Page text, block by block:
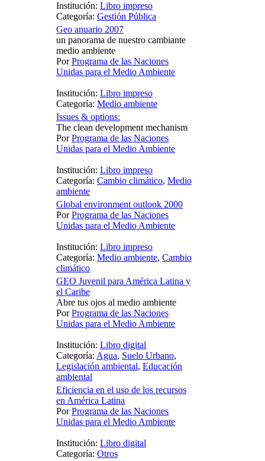
Institución: Libro impreso
Categoría: Gestión Pública
Geo anuario 2007
un panorama de nuestro cambiante
medio ambiente
PorPrograma de las Naciones
Unidas para el Medio Ambiente
Institución: Libro impreso
Categoría: Medio ambiente
Issues & options:
The clean development mechanism
PorPrograma de las Naciones
Unidas para el Medio Ambiente
Institución: Libro impreso
Categoría: Cambio climático, Medio
ambiente
Global environment outlook 2000
PorPrograma de las Naciones
Unidas para el Medio Ambiente
Institución: Libro impreso
Categoría: Medio ambiente, Cambio
climático
GEO Juvenil para América Latina y
el Caribe
Abre tus ojos al medio ambiente
PorPrograma de las Naciones
Unidas para el Medio Ambiente
Institución: Libro digital
Categoría: Agua, Suelo Urbano,
Legislación ambiental, Educación
ambiental
Eficiencia en el uso de los recursos
en América Latina
PorPrograma de las Naciones
Unidas para el Medio Ambiente
Institución: Libro digital
Categoría: Otros